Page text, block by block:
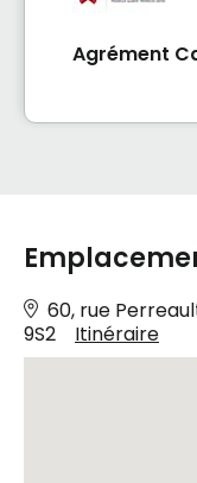
Agrément
60, rue
9S2
Itinéraire